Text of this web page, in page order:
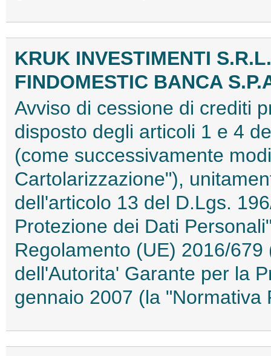
KRUK INVESTIMENTI S.R.L.
FINDOMESTIC BANCA
Avviso di cessione di crediti
disposto degli articoli 1 e 4
(come successivamente
Cartolarizzazione"),
dell'articolo 13 del D.Lgs.
Protezione dei Dati
Regolamento (UE) 2016/
dell'Autorita' Garante per la
gennaio 2007 (la "Normativa